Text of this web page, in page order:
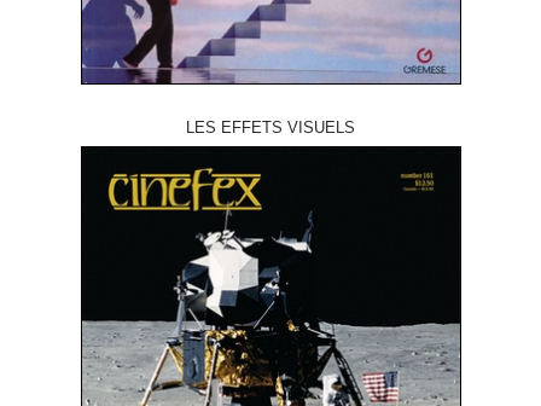
LES EFFETS VISUELS